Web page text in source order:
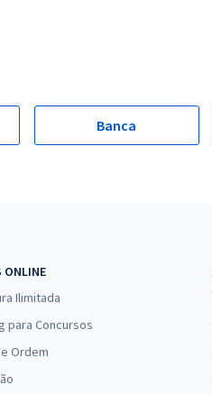
Banca
ONLINE
Ilimitada
para Concursos
Ordem